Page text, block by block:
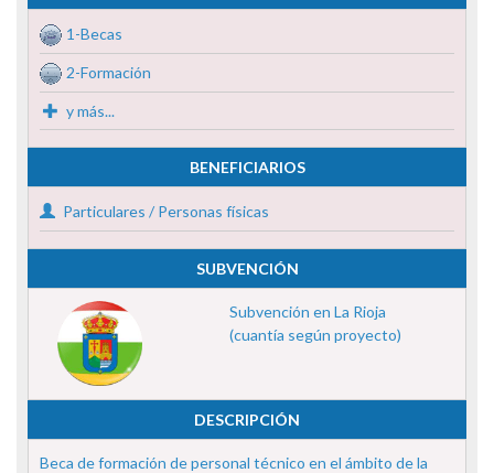
1-Becas
2-Formación
y más...
BENEFICIARIOS
Particulares / Personas físicas
SUBVENCIÓN
Subvención en La Rioja
(cuantía según proyecto)
DESCRIPCIÓN
Beca de formación de personal técnico en el ámbito de la